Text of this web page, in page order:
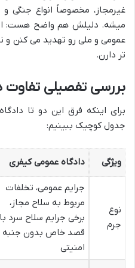
غیرمجاز، مخصوصاً انواع جنگی و
میشه. دلیلش هم واضح هست:
عمومی و ملی رو تهدید می کنن و
تر دارن.
بررسی تفصیلی
برای اینکه فرق این دو تا
جدول کوچیک ببینیم:
ویژگی دادگاه عمومی کیفری
نوع
جرم
جرایم عمومی، تخلفات
مربوط به سلاح مجاز،
برخی جرایم سلاح سرد با
قصد خاص بدون جنبه
امنیتی